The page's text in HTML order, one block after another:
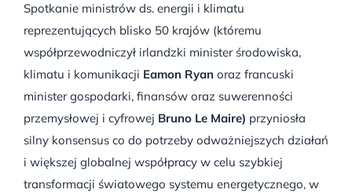
Spotkanie ministrów ds. energii i klimatu
reprezentujących blisko 50 krajów (któremu
współprzewodniczył irlandzki minister środowiska,
klimatu i komunikacji Eamon Ryan oraz francuski
minister gospodarki, finansów oraz suwerenności
przemysłowej i cyfrowej Bruno Le Maire) przyniosła
silny konsensus co do potrzeby odważniejszych działań
i większej globalnej współpracy w celu szybkiej
transformacji światowego systemu energetycznego, w